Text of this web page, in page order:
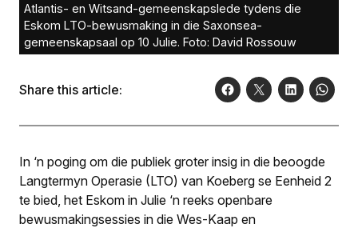
Atlantis- en Witsand-gemeenskapslede tydens die
Eskom LTO-bewusmaking in die Saxonsea-
gemeenskapsaal op 10 Julie. Foto: David Rossouw
Share this article:
In ‘n poging om die publiek groter insig in die beoogde
Langtermyn Operasie (LTO) van Koeberg se Eenheid 2
te bied, het Eskom in Julie ‘n reeks openbare
bewusmakingsessies in die Wes-Kaap en